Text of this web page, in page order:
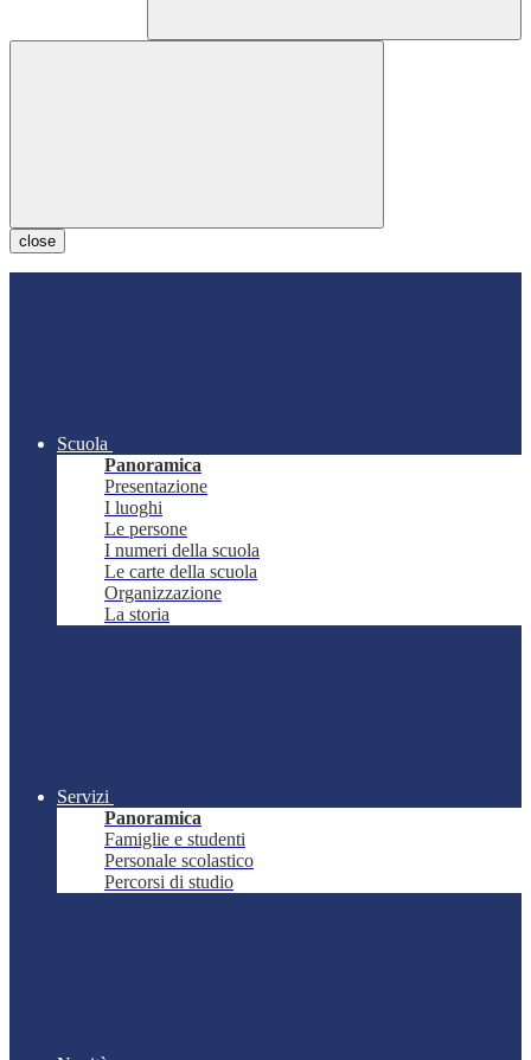
close
Scuola
Panoramica
Presentazione
I luoghi
Le persone
I numeri della scuola
Le carte della scuola
Organizzazione
La storia
Servizi
Panoramica
Famiglie e studenti
Personale scolastico
Percorsi di studio